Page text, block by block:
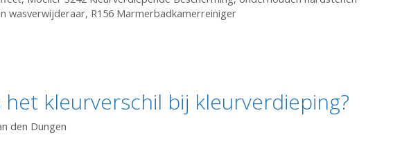
wasverwijderaar, R156 Marmerbadkamerreiniger
kleurverschil bij kleurverdieping?
den Dungen